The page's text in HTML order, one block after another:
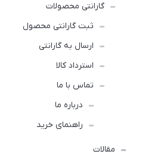
گارانتی محصولات
ثبت گارانتی محصول
ارسال به گارانتی
استرداد کالا
تماس با ما
درباره ما
راهنمای خرید
مقالات